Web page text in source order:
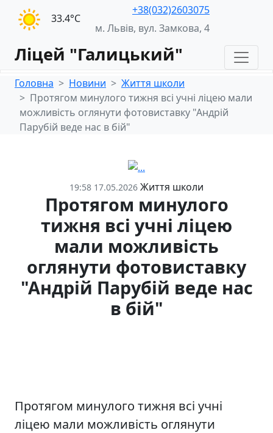
33.4°С
+38(032)2603075
м. Львів, вул. Замкова, 4
Ліцей "Галицький"
Головна Новини
Життя школи
Протягом минулого тижня всі учні ліцею мали
можливість оглянути фотовиставку "Андрій
Парубій веде нас в бій"
19:58 17.05.2026 Життя школи
Протягом минулого
тижня всі учні ліцею
мали можливість
оглянути фотовиставку
"Андрій Парубій веде нас
в бій"
Протягом минулого тижня всі учні
ліцею мали можливість оглянути